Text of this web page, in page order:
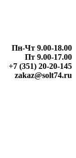
Пн-Чт 9.00-18.00
Пт 9.00-17.00
+7 (351) 20-20-145
zakaz@solt74.ru